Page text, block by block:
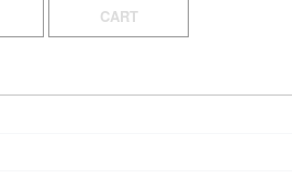
CART